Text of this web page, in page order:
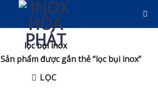
lọc bụi inox
Sản phẩm được gắn thẻ “lọc bụi inox”
LỌC